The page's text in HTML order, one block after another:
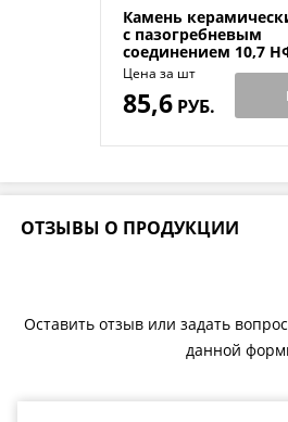
Камень
с пазогребневым
соединением 10,7
Цена за шт
85,6РУБ.
ОТЗЫВЫ О ПРОДУКЦИИ
Оставить отзыв или задать
данной